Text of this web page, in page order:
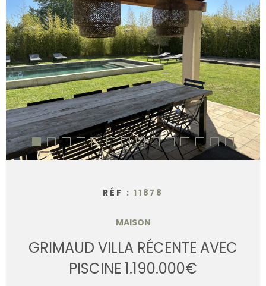
ALERTE
CONTACT
RÉF :11878
MAISON
GRIMAUD VILLA RÉCENTE AVEC
PISCINE 1.190.000€